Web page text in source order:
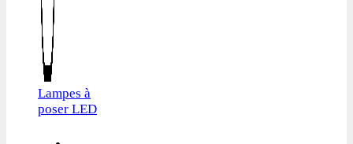
Lampes à
poser LED